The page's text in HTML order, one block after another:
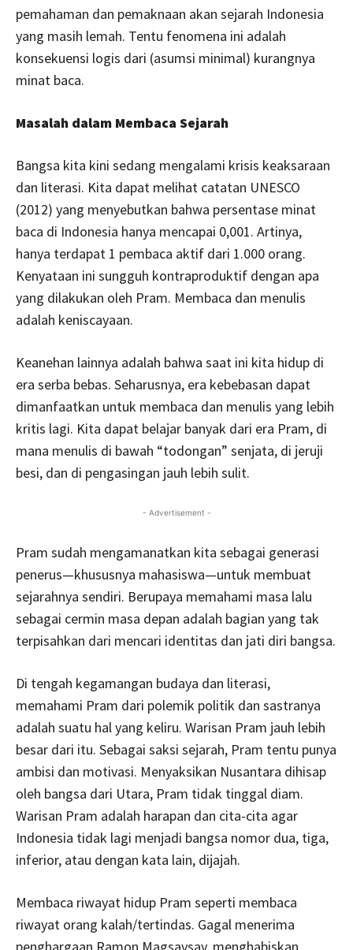
pemahaman dan pemaknaan akan sejarah Indonesia
yang masih lemah. Tentu fenomena ini adalah
konsekuensi logis dari (asumsi minimal) kurangnya
minat baca.
Masalah dalam Membaca Sejarah
Bangsa kita kini sedang mengalami krisis keaksaraan
dan literasi. Kita dapat melihat catatan UNESCO
(2012) yang menyebutkan bahwa persentase minat
baca di Indonesia hanya mencapai 0,001. Artinya,
hanya terdapat 1 pembaca aktif dari 1.000 orang.
Kenyataan ini sungguh kontraproduktif dengan apa
yang dilakukan oleh Pram. Membaca dan menulis
adalah keniscayaan.
Keanehan lainnya adalah bahwa saat ini kita hidup di
era serba bebas. Seharusnya, era kebebasan dapat
dimanfaatkan untuk membaca dan menulis yang lebih
kritis lagi. Kita dapat belajar banyak dari era Pram, di
mana menulis di bawah “todongan” senjata, di jeruji
besi, dan di pengasingan jauh lebih sulit.
- Advertisement -
Pram sudah mengamanatkan kita sebagai generasi
penerus—khususnya mahasiswa—untuk membuat
sejarahnya sendiri. Berupaya memahami masa lalu
sebagai cermin masa depan adalah bagian yang tak
terpisahkan dari mencari identitas dan jati diri bangsa.
Di tengah kegamangan budaya dan literasi,
memahami Pram dari polemik politik dan sastranya
adalah suatu hal yang keliru. Warisan Pram jauh lebih
besar dari itu. Sebagai saksi sejarah, Pram tentu punya
ambisi dan motivasi. Menyaksikan Nusantara dihisap
oleh bangsa dari Utara, Pram tidak tinggal diam.
Warisan Pram adalah harapan dan cita-cita agar
Indonesia tidak lagi menjadi bangsa nomor dua, tiga,
inferior, atau dengan kata lain, dijajah.
Membaca riwayat hidup Pram seperti membaca
riwayat orang kalah/tertindas. Gagal menerima